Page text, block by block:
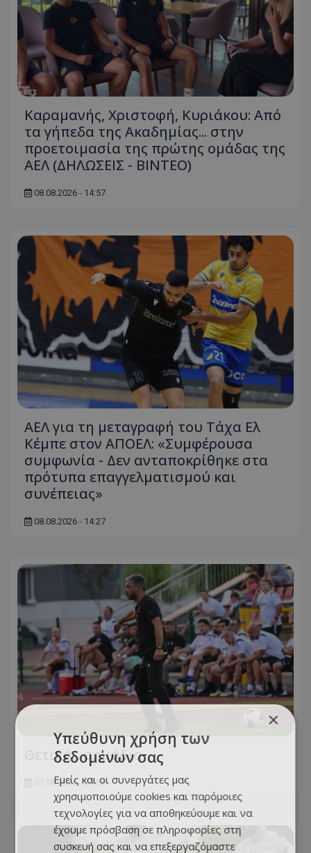
Καραμανής, Χριστοφή, Κυριάκου: Από
τα γήπεδα της Ακαδημίας... στην
προετοιμασία της πρώτης ομάδας της
ΑΕΛ (ΔΗΛΩΣΕΙΣ - ΒΙΝΤΕΟ)
08.08.2026 - 14:57
ΑΕΛ για τη μεταγραφή του Τάχα Ελ
Κέμπε στον ΑΠΟΕΛ: «Συμφέρουσα
συμφωνία - Δεν ανταποκρίθηκε στα
πρότυπα επαγγελματισμού και
συνέπειας»
08.08.2026 - 14:27
Θετικά... σημάδια
07.08.2026 - 20:26
×
Υπεύθυνη χρήση των
δεδομένων σας
Εμείς και οι συνεργάτες μας
χρησιμοποιούμε cookies και παρόμοιες
τεχνολογίες για να αποθηκεύουμε και να
έχουμε πρόσβαση σε πληροφορίες στη
συσκευή σας και να επεξεργαζόμαστε